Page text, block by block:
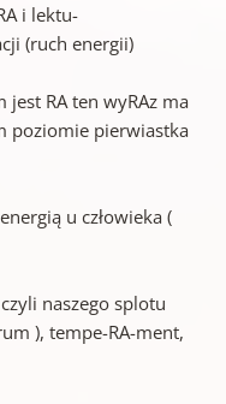
i lektu-
(ruch energii)
jest RA ten wyRAz ma
poziomie pierwiastka
u człowieka (
czyli naszego splotu
), tempe-RA-ment,